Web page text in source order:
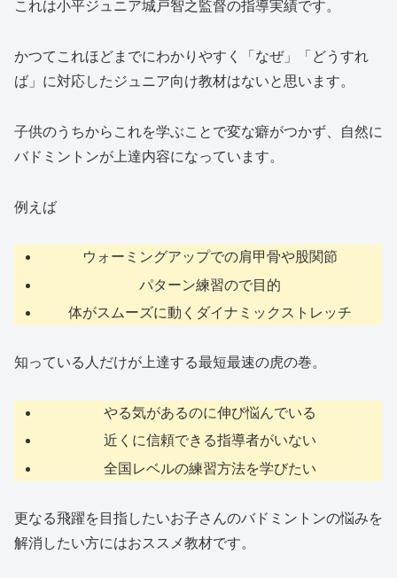
これは小平ジュニア城戸智之監督の指導実績です。
かつてこれほどまでにわかりやすく「なぜ」「どうすれ
ば」に対応したジュニア向け教材はないと思います。
子供のうちからこれを学ぶことで変な癖がつかず、自然に
バドミントンが上達内容になっています。
例えば
ウォーミングアップでの肩甲骨や股関節
パターン練習ので目的
体がスムーズに動くダイナミックストレッチ
知っている人だけが上達する最短最速の虎の巻。
やる気があるのに伸び悩んでいる
近くに信頼できる指導者がいない
全国レベルの練習方法を学びたい
更なる飛躍を目指したいお子さんのバドミントンの悩みを
解消したい方にはおススメ教材です。